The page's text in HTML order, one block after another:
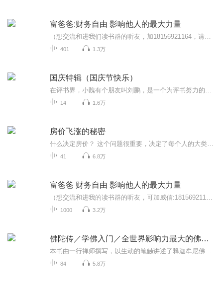
富爸爸:财务自由 影响他人的最大力量
401 1.3万
国庆特辑（国庆节快乐）
14 1.6万
房价飞涨的秘密
41 6.8万
富爸爸 财务自由 影响他人的最大力量
1000 3.2万
佛陀传／学佛入门／全世界影响力最大的佛陀传记
84 5.8万